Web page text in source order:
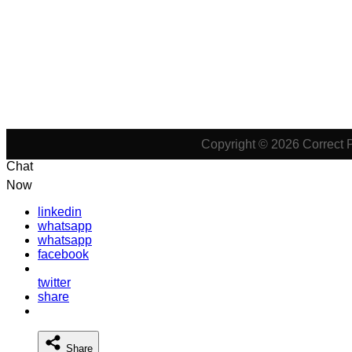
Copyright © 2026 Correct
Chat
Now
linkedin
whatsapp
whatsapp
facebook
twitter
share
Share